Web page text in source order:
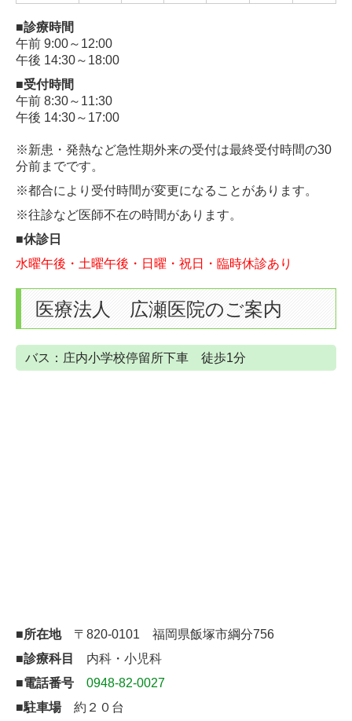
■診療時間
午前 9:00～12:00
午後 14:30～18:00
■受付時間
午前 8:30～11:30
午後 14:30～17:00
※新患・発熱など急性期外来の受付は最終受付時間の30
分前までです。
※都合により受付時間が変更になることがあります。
※往診など医師不在の時間があります。
■休診日
水曜午後・土曜午後・日曜・祝日・臨時休診あり
医療法人 広瀬医院のご案内
バス：庄内小学校停留所下車 徒歩1分
■所在地 〒820-0101 福岡県飯塚市綱分756
■診療科目 内科・小児科
■電話番号 0948-82-0027
■駐車場 約２０台